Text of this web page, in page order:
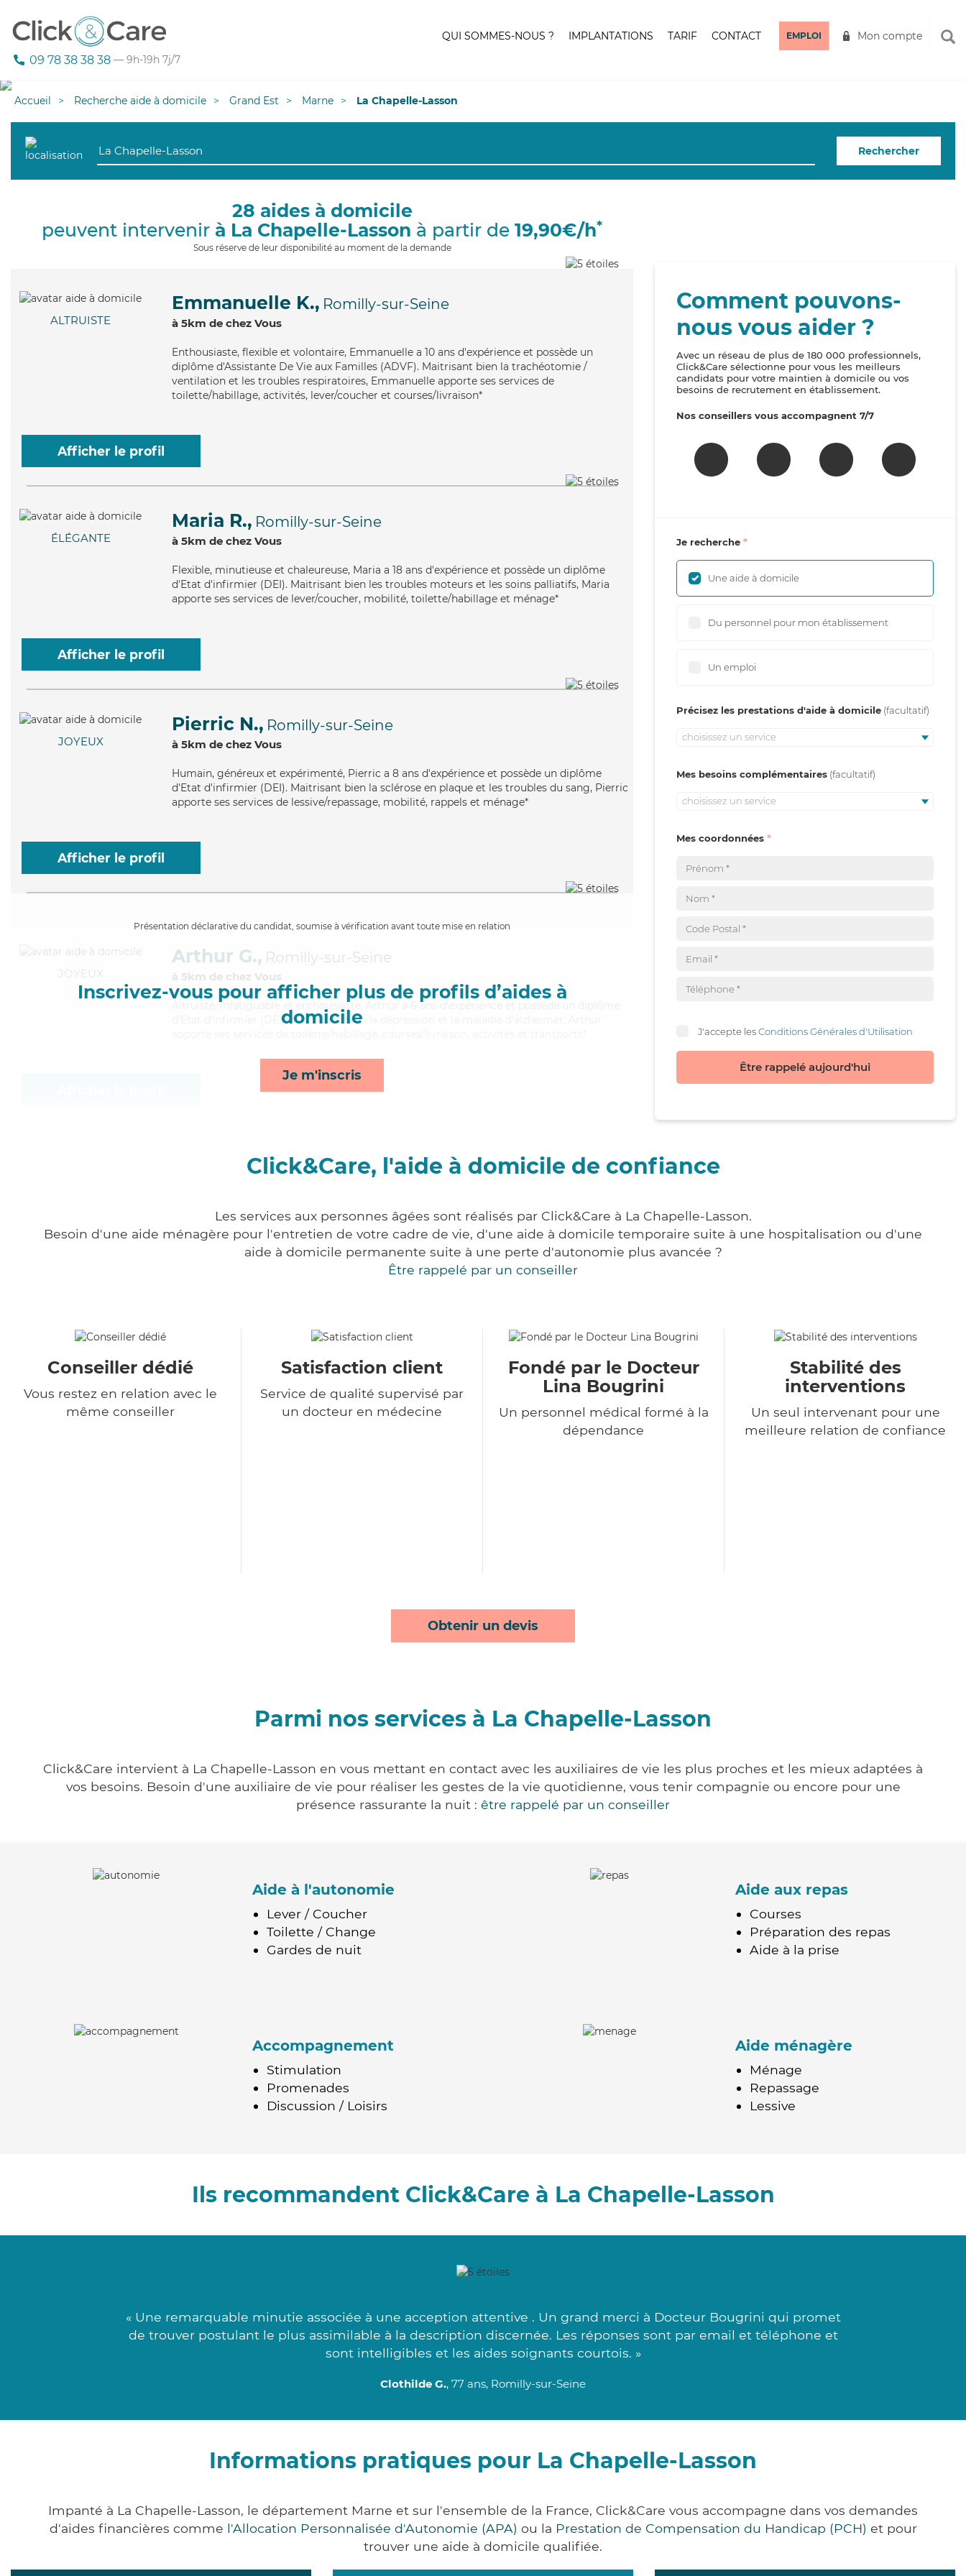
09 78 38 38 38 — 9h-19h 7j/7
QUI SOMMES-NOUS ? IMPLANTATIONS TARIF CONTACT EMPLOI Mon compte
Accueil Recherche aide à domicile Grand Est Marne La Chapelle-Lasson
Rechercher
28 aides à domicile
peuvent intervenir à La Chapelle-Lasson à partir de 19,90€/h*
Sous réserve de leur disponibilité au moment de la demande
ALTRUISTE
Emmanuelle K., Romilly-sur-Seine
à 5km de chez Vous
Enthousiaste, flexible et volontaire, Emmanuelle a 10 ans d'expérience et possède un
diplôme d'Assistante De Vie aux Familles (ADVF). Maitrisant bien la trachéotomie /
ventilation et les troubles respiratoires, Emmanuelle apporte ses services de
toilette/habillage, activités, lever/coucher et courses/livraison*
Afficher le profil
ÉLÉGANTE
Maria R., Romilly-sur-Seine
à 5km de chez Vous
Flexible, minutieuse et chaleureuse, Maria a 18 ans d'expérience et possède un diplôme
d'Etat d'infirmier (DEI). Maitrisant bien les troubles moteurs et les soins palliatifs, Maria
apporte ses services de lever/coucher, mobilité, toilette/habillage et ménage*
Afficher le profil
JOYEUX
Pierric N., Romilly-sur-Seine
à 5km de chez Vous
Humain, généreux et expérimenté, Pierric a 8 ans d'expérience et possède un diplôme
d'Etat d'infirmier (DEI). Maitrisant bien la sclérose en plaque et les troubles du sang, Pierric
apporte ses services de lessive/repassage, mobilité, rappels et ménage*
Afficher le profil
Présentation déclarative du candidat, soumise à vérification avant toute mise en relation
Inscrivez-vous pour afficher plus de profils d’aides à
domicile
Je m'inscris
JOYEUX
Arthur G., Romilly-sur-Seine
à 5km de chez Vous
, infatiguable et enthousiaste, Arthur a 6 ans d'expérience et possède un diplôme
d'Etat d'infirmier (DEI). Maitrisant bien la dépression et la maladie d'alzheimer, Arthur
Comment pouvons-
nous vous aider ?
Avec un réseau de plus de 180 000 professionnels,
Click&Care sélectionne pour vous les meilleurs
candidats pour votre maintien à domicile ou vos
besoins de recrutement en établissement.
Nos conseillers vous accompagnent 7/7
Je recherche
Une aide à domicile
Du personnel pour mon établissement
Un emploi
Précisez les prestations d'aide à domicile
choisissez un service
Mes besoins complémentaires
choisissez un service
Mes coordonnées
J'accepte lesConditions Générales d'Utilisation
Être rappelé aujourd'hui
Click&Care, l'aide à domicile de confiance
Les services aux personnes âgées sont réalisés par Click&Care à La Chapelle-Lasson.
Besoin d'une aide ménagère pour l'entretien de votre cadre de vie, d'une aide à domicile temporaire suite à une hospitalisation ou d'une
aide à domicile permanente suite à une perte d'autonomie plus avancée ?
Être rappelé par un conseiller
Conseiller dédié
Vous restez en relation avec le
même conseiller
Satisfaction client
Service de qualité supervisé par
un docteur en médecine
Fondé par le Docteur
Lina Bougrini
Un personnel médical formé à la
dépendance
Stabilité des
interventions
Un seul intervenant pour une
meilleure relation de confiance
Obtenir un devis
Parmi nos services à La Chapelle-Lasson
Click&Care intervient à La Chapelle-Lasson en vous mettant en contact avec les auxiliaires de vie les plus proches et les mieux adaptées à
vos besoins. Besoin d'une auxiliaire de vie pour réaliser les gestes de la vie quotidienne, vous tenir compagnie ou encore pour une
présence rassurante la nuit : être rappelé par un conseiller
Aide à l'autonomie
Lever / Coucher
Toilette / Change
Gardes de nuit
Aide aux repas
Courses
Préparation des repas
Aide à la prise
Accompagnement
Stimulation
Promenades
Discussion / Loisirs
Aide ménagère
Ménage
Repassage
Lessive
Ils recommandent Click&Care à La Chapelle-Lasson
« Une remarquable minutie associée à une acception attentive . Un grand merci à Docteur Bougrini qui promet
de trouver postulant le plus assimilable à la description discernée. Les réponses sont par email et téléphone et
sont intelligibles et les aides soignants courtois. »
Clothilde G., 77 ans, Romilly-sur-Seine
Informations pratiques pour La Chapelle-Lasson
Impanté à La Chapelle-Lasson, le département Marne et sur l'ensemble de la France, Click&Care vous accompagne dans vos demandes
d'aides financières comme l'Allocation Personnalisée d'Autonomie (APA) ou la Prestation de Compensation du Handicap (PCH) et pour
trouver une aide à domicile qualifiée.